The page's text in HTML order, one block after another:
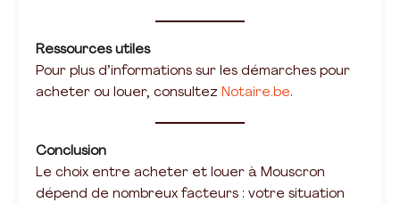
Ressources utiles
Pour plus d’informations sur les démarches pour
acheter ou louer, consultez Notaire.be.
Conclusion
Le choix entre acheter et louer à Mouscron
dépend de nombreux facteurs : votre situation